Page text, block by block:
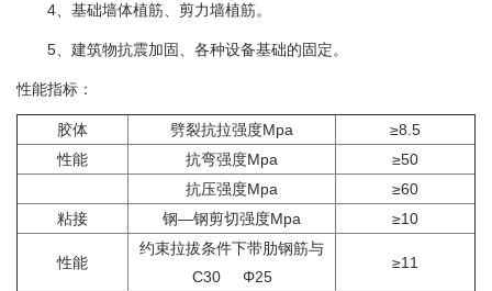
4、基础墙体植筋、剪力墙植筋。
5、建筑物抗震加固、各种设备基础的固定。
性能指标：
胶体 劈裂抗拉强度Mpa
≥8.5
性能
抗弯强度Mpa
≥50
抗压强度Mpa
≥60
粘接
钢—钢剪切强度Mpa ≥10
性能
约束拉拔条件下带肋钢筋与
C30 Φ25
≥11